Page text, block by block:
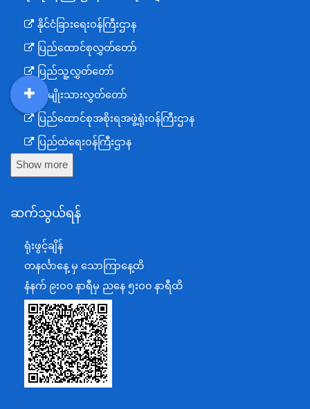
နိုင်ငံခြားရေးဝန်ကြီးဌာန
ပြည်ထောင်စုလွှတ်တော်
ပြည်သူ့လွှတ်တော်
အမျိုးသားလွှတ်တော်
ပြည်ထောင်စုအစိုးရအဖွဲ့ရုံးဝန်ကြီးဌာန
ပြည်ထဲရေးဝန်ကြီးဌာန
ကာကွယ်ရေးဝန်ကြီးဌာန
စီမံကိန်း၊ဘဏ္ဍာရေးနှင့်စက်မှုဝန်ကြီးဌာန
ရင်းနှီးမြှုပ်နှံမှုနှင့် နိုင်ငံခြားစီးပွားဆက်သွယ်ရေးဝန်ကြီးဌာန
အပြည်ပြည်ဆိုင်ရာပူးပေါင်းဆောင်ရွက်ရေးဝန်ကြီးဌာန
ပြန်ကြားရေးဝန်ကြီးဌာန
သာသနာရေးနှင့် ယဉ်ကျေးမှုဝန်ကြီးဌာန
စိုက်ပျိုးရေး၊မွေးမြူရေးနှင့်ဆည်မြောင်းဝန်ကြီးဌာန
ပို့ဆောင်ရေးနှင့်ဆက်သွယ်ရေးဝန်ကြီးဌာန
သယံဇာတနှင့်ပတ်ဝန်းကျင်ထိန်းသိမ်းရေးဝန်ကြီးဌာန
Show more
ဆက်သွယ်ရန်
ရုံးဖွင့်ချိန်
တနင်္လာနေ့ မှ သောကြာနေ့ထိ
နံနက် ၉းဝ၀ နာရီမှ ညနေ ၅းဝ၀ နာရီထိ
DDM